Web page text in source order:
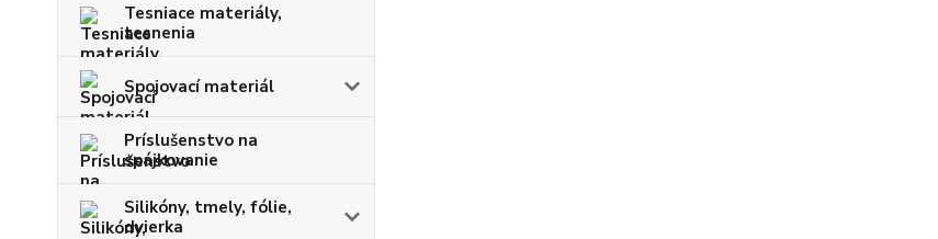
Tesniace materiály,
tesnenia
Spojovací materiál
Príslušenstvo na
spájkovanie
Silikóny, tmely, fólie,
dvierka